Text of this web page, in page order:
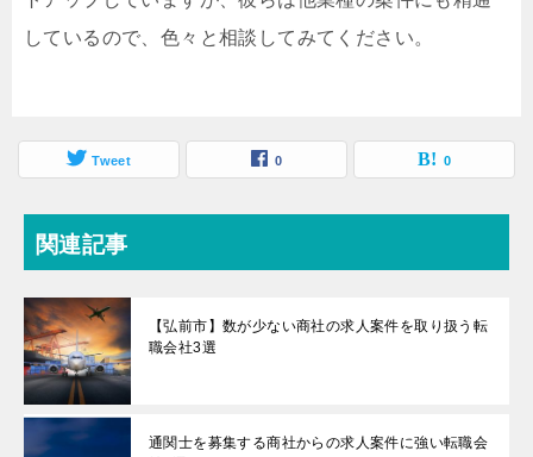
しているので、色々と相談してみてください。
Tweet 0 0
関連記事
【弘前市】数が少ない商社の求人案件を取り扱う転
職会社3選
通関士を募集する商社からの求人案件に強い転職会